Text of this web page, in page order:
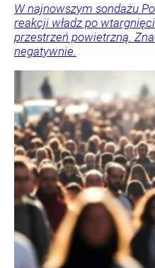
W najnowszym sondażu
reakcji władz po
przestrzeń powietrzną.
negatywnie.